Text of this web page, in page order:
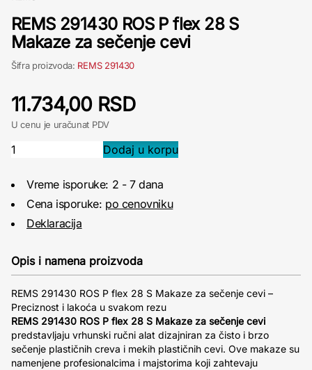
REMS 291430 ROS P flex 28 S
Makaze za sečenje cevi
Šifra proizvoda: REMS 291430
11.734,00 RSD
U cenu je uračunat PDV
Vreme isporuke: 2 - 7 dana
Cena isporuke: po cenovniku
Deklaracija
Opis i namena proizvoda
REMS 291430 ROS P flex 28 S Makaze za sečenje cevi –
Preciznost i lakoća u svakom rezu
REMS 291430 ROS P flex 28 S Makaze za sečenje cevi
predstavljaju vrhunski ručni alat dizajniran za čisto i brzo
sečenje plastičnih creva i mekih plastičnih cevi. Ove makaze su
namenjene profesionalcima i majstorima koji zahtevaju